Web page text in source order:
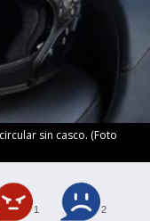
sin casco. (Foto
1 2